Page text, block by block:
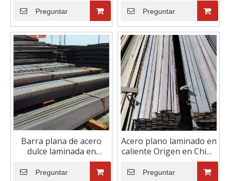
carbono de alta calidad
Preguntar Preguntar
Barra plana de acero
dulce laminada en
caliente de metal de
construcción de 12x6
Preguntar
Acero plano laminado en
caliente Origen en China
Acero plano Otros
productos Barra
Preguntar